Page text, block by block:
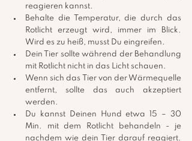
reagieren kannst.
Behalte die Temperatur, die durch das
Rotlicht erzeugt wird, immer im Blick.
Wird es zu heiß, musst Du eingreifen.
Dein Tier sollte während der Behandlung
mit Rotlicht nicht in das Licht schauen.
Wenn sich das Tier von der Wärmequelle
entfernt, sollte das auch akzeptiert
werden.
Du kannst Deinen Hund etwa 15 – 30
Min. mit dem Rotlicht behandeln - je
nachdem wie dein Tier darauf reagiert.